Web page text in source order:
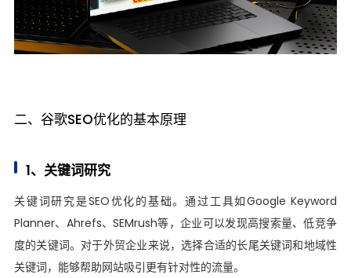
二、谷歌SEO优化的基本原理
1、关键词研究
关键词研究是SEO优化的基础。通过工具如Google Keyword
Planner、Ahrefs、SEMrush等，企业可以发现高搜索量、低竞争
度的关键词。对于外贸企业来说，选择合适的长尾关键词和地域性
关键词，能够帮助网站吸引更有针对性的流量。